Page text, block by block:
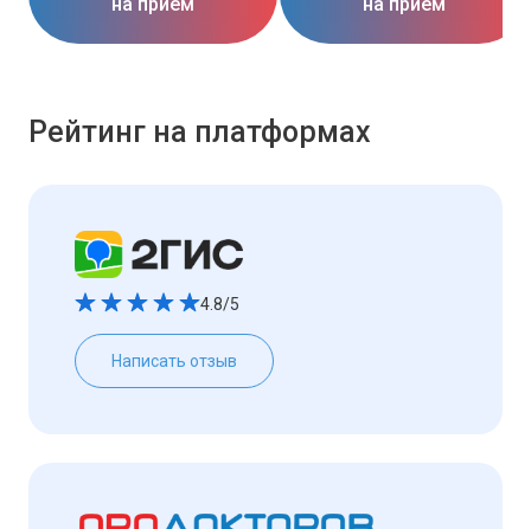
Рейтинг на платформах
4.8/5
Написать отзыв